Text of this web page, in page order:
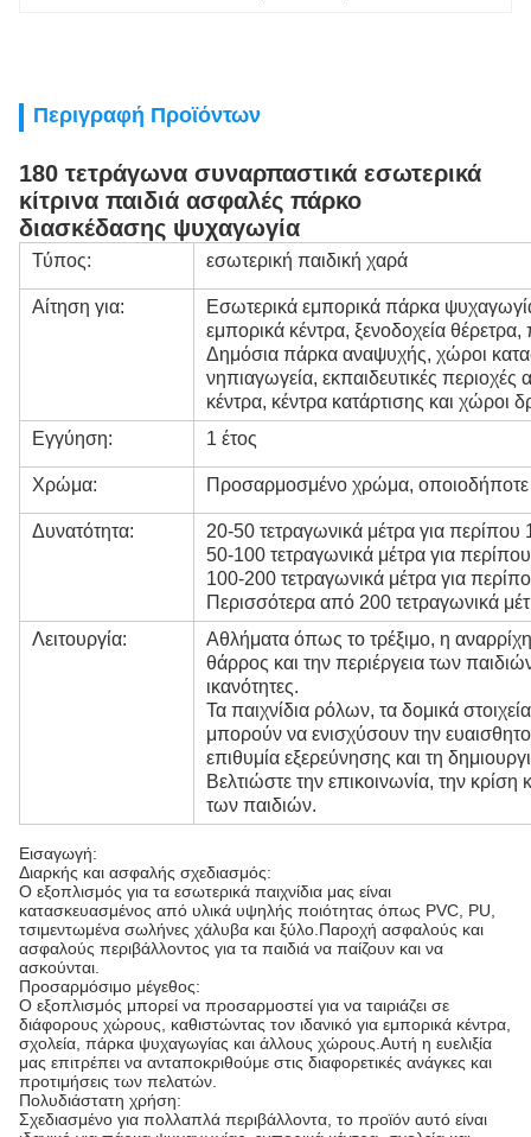
Περιγραφή Προϊόντων
180 τετράγωνα συναρπαστικά εσωτερικά
κίτρινα παιδιά ασφαλές πάρκο
διασκέδασης ψυχαγωγία
Τύπος: εσωτερική παιδική χαρά
Αίτηση για:
Εσωτερικά εμπορικά πάρκα
εμπορικά κέντρα, ξενοδοχεία
Δημόσια πάρκα αναψυχής, χώροι
νηπιαγωγεία, εκπαιδευτικές
κέντρα, κέντρα κατάρτισης και χώροι
Εγγύηση:
1 έτος
Χρώμα: Προσαρμοσμένο χρώμα, οποιοδήποτε
Δυνατότητα:
20-50 τετραγωνικά μέτρα για περίπου
50-100 τετραγωνικά μέτρα για
100-200 τετραγωνικά μέτρα για
Περισσότερα από 200 τετραγωνικά
Λειτουργία:
Αθλήματα όπως το τρέξιμο, η
θάρρος και την περιέργεια των
ικανότητες.
Τα παιχνίδια ρόλων, τα δομικά
μπορούν να ενισχύσουν την
επιθυμία εξερεύνησης και τη
Βελτιώστε την επικοινωνία, την
των παιδιών.
Εισαγωγή:
Διαρκής και ασφαλής σχεδιασμός:
Ο εξοπλισμός για τα εσωτερικά παιχνίδια μας είναι
κατασκευασμένος από υλικά υψηλής ποιότητας όπως PVC, PU,
τσιμεντωμένα σωλήνες χάλυβα και ξύλο.Παροχή ασφαλούς και
ασφαλούς περιβάλλοντος για τα παιδιά να παίζουν και να
ασκούνται.
Προσαρμόσιμο μέγεθος:
Ο εξοπλισμός μπορεί να προσαρμοστεί για να ταιριάζει σε
διάφορους χώρους, καθιστώντας τον ιδανικό για εμπορικά κέντρα,
σχολεία, πάρκα ψυχαγωγίας και άλλους χώρους.Αυτή η ευελιξία
μας επιτρέπει να ανταποκριθούμε στις διαφορετικές ανάγκες και
προτιμήσεις των πελατών.
Πολυδιάστατη χρήση:
Σχεδιασμένο για πολλαπλά περιβάλλοντα, το προϊόν αυτό είναι